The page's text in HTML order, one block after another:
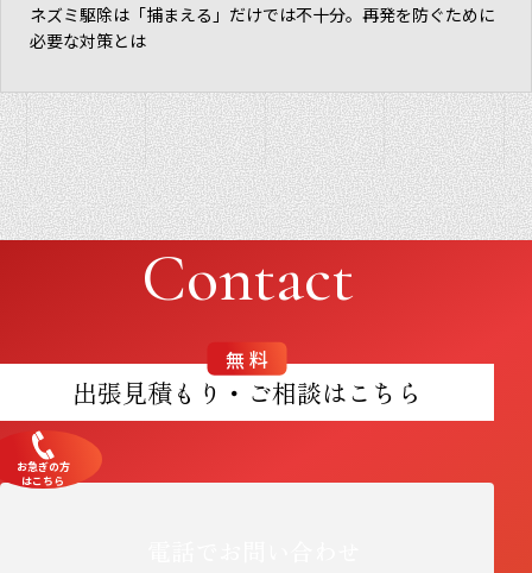
ネズミ駆除は「捕まえる」だけでは不十分。再発を防ぐために
必要な対策とは
Contact
無料
出張見積もり・ご相談はこちら
お急ぎの方
はこちら